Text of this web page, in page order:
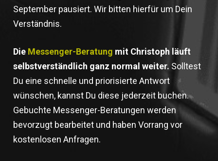
September pausiert. Wir bitten hierfür um Dein
Verständnis.
Die Messenger-Beratung mit Christoph läuft
selbstverständlich ganz normal weiter. Solltest
Du eine schnelle und priorisierte Antwort
wünschen, kannst Du diese jederzeit buchen.
Gebuchte Messenger-Beratungen werden
bevorzugt bearbeitet und haben Vorrang vor
kostenlosen Anfragen.